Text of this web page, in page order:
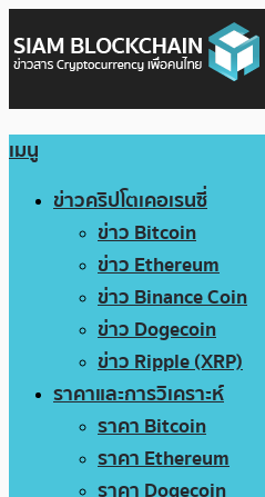
เมนู
ข่าวคริปโตเคอเรนซี่
ข่าว Bitcoin
ข่าว Ethereum
ข่าว Binance Coin
ข่าว Dogecoin
ข่าว Ripple (XRP)
ราคาและการวิเคราะห์
ราคา Bitcoin
ราคา Ethereum